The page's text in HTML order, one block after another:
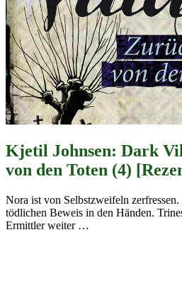
Kjetil Johnsen: Dark
von den Toten (4)
Nora ist von Selbstzweifeln
tödlichen Beweis in den Händen.
Ermittler weiter …